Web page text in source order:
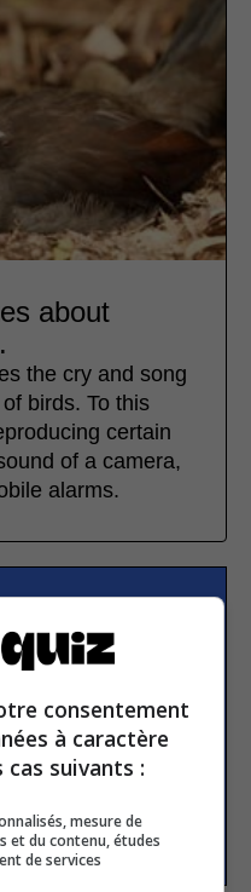
about
the cry and song
birds. To this
certain
of a camera,
alarms.
consentement
à caractère
cas suivants :
mesure de
et du contenu, études
de services